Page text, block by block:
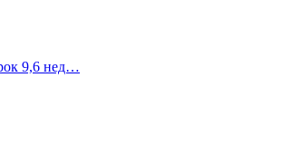
9,6 нед…